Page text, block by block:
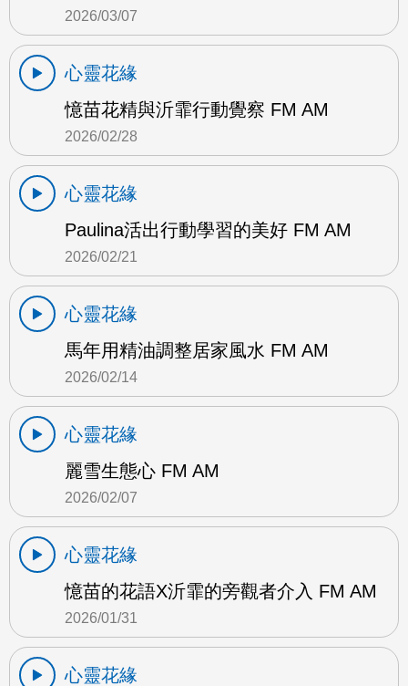
2026/03/07
心靈花緣
憶苗花精與沂霏行動覺察 FM AM
2026/02/28
心靈花緣
Paulina活出行動學習的美好 FM AM
2026/02/21
心靈花緣
馬年用精油調整居家風水 FM AM
2026/02/14
心靈花緣
麗雪生態心 FM AM
2026/02/07
心靈花緣
憶苗的花語X沂霏的旁觀者介入 FM AM
2026/01/31
心靈花緣